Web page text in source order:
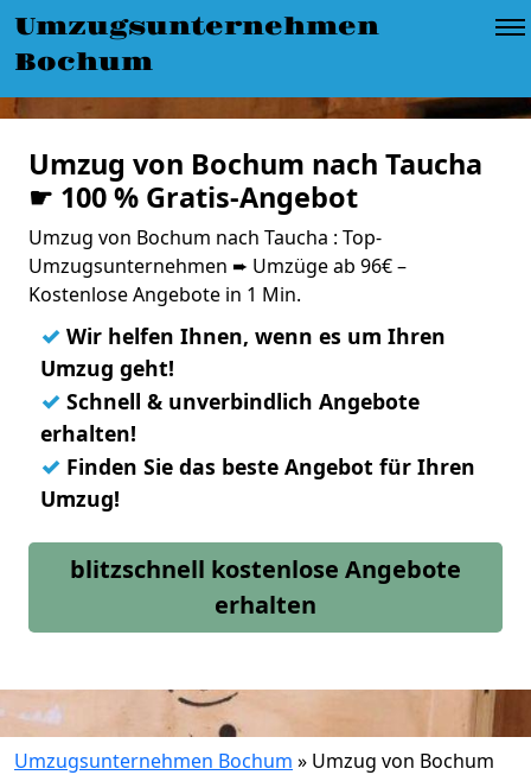
Umzugsunternehmen
Bochum
Umzug von Bochum nach Taucha
☛ 100 % Gratis-Angebot
Umzug von Bochum nach Taucha : Top-
Umzugsunternehmen ➨ Umzüge ab 96€ –
Kostenlose Angebote in 1 Min.
✓ Wir helfen Ihnen, wenn es um Ihren
Umzug geht!
✓ Schnell & unverbindlich Angebote
erhalten!
✓ Finden Sie das beste Angebot für Ihren
Umzug!
blitzschnell kostenlose Angebote
erhalten
Umzugsunternehmen Bochum » Umzug von Bochum